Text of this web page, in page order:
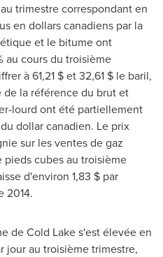
trimestre correspondant en
en dollars canadiens par la
et le bitume ont
au cours du troisième
à 61,21 $ et 32,61 $ le baril,
de la référence du brut et
lourd ont été partiellement
dollar canadien. Le prix
sur les ventes de gaz
pieds cubes au troisième
d'environ 1,83 $ par
2014.
deCold Lakes'est élevée en
jour au troisième trimestre,